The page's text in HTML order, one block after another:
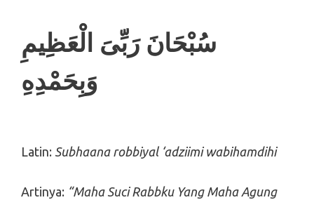
سُبْحَانَ رَبِّىَ الْعَظِيمِ
وَبِحَمْدِهِ
Latin: Subhaana robbiyal ‘adziimi wabihamdihi
Artinya: “Maha Suci Rabbku Yang Maha Agung